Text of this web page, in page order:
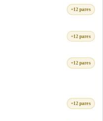
+12 pares
+12 pares
+12 pares
+12 pares